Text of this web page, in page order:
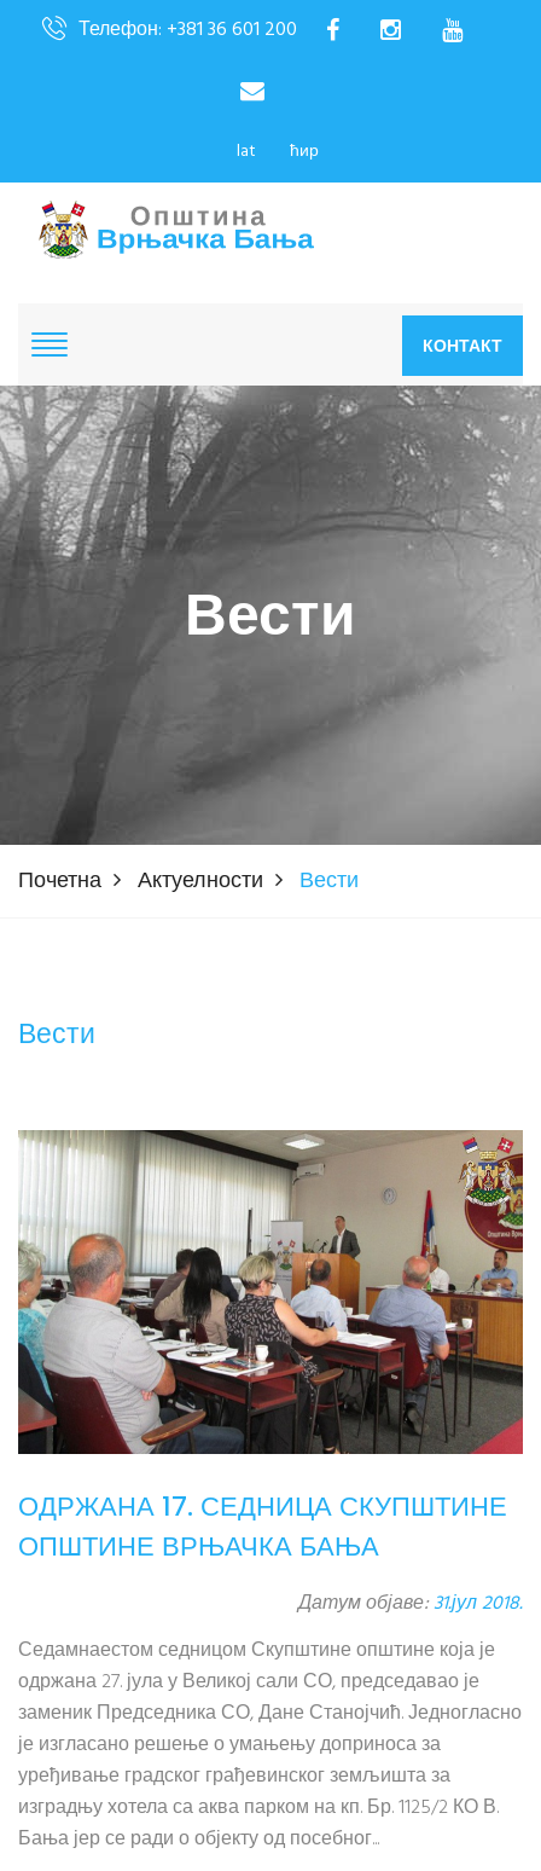
Телефон: +381 36 601 200
lat ћир
КОНТАКТ
Вести
Почетна Актуелности Вести
Вести
ОДРЖАНА 17. СЕДНИЦА СКУПШТИНЕ
ОПШТИНЕ ВРЊАЧКА БАЊА
Датум објаве:31.јул 2018.
Седамнаестом седницом Скупштине општине која је
одржана 27. јула у Великој сали СО, председавао је
заменик Председника СО, Дане Станојчић. Једногласно
је изгласано решење о умањењу доприноса за
уређивање градског грађевинског земљишта за
изградњу хотела са аква парком на кп. Бр. 1125/2 КО В.
Бања јер се ради о објекту од посебног...